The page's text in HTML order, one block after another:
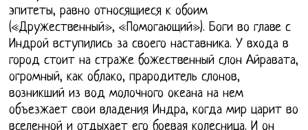
эпитеты, равно относящиеся к обоим
(«Дружественный», «Помогающий»). Боги во главе с
Индрой вступились за своего наставника. У входа в
город стоит на страже божественный слон Айравата,
огромный, как облако, прародитель слонов,
возникший из вод молочного океана на нем
объезжает свои владения Индра, когда мир царит во
вселенной и отдыхает его боевая колесница. И он